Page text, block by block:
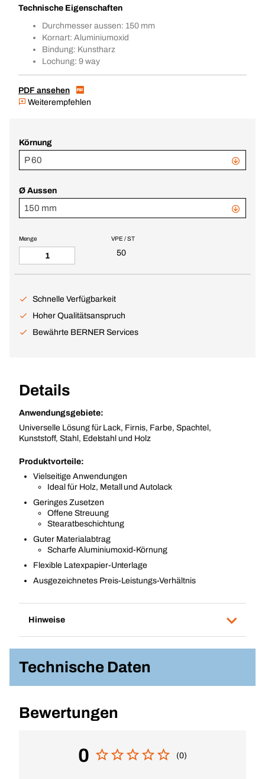
Technische Eigenschaften
Durchmesser aussen: 150 mm
Kornart: Aluminiumoxid
Bindung: Kunstharz
Lochung: 9 way
PDF ansehen
Weiterempfehlen
Körnung
P 60
Ø Aussen
150 mm
VPE / ST
50
Menge
Schnelle Verfügbarkeit
Hoher Qualitätsanspruch
Bewährte BERNER Services
Details
Anwendungsgebiete:
Universelle Lösung für Lack, Firnis, Farbe, Spachtel,
Kunststoff, Stahl, Edelstahl und Holz
Produktvorteile:
Vielseitige Anwendungen
Ideal für Holz, Metall und Autolack
Geringes Zusetzen
Offene Streuung
Stearatbeschichtung
Guter Materialabtrag
Scharfe Aluminiumoxid-Körnung
Flexible Latexpapier-Unterlage
Ausgezeichnetes Preis-Leistungs-Verhältnis
Hinweise
Technische Daten
Bewertungen
0 (0)